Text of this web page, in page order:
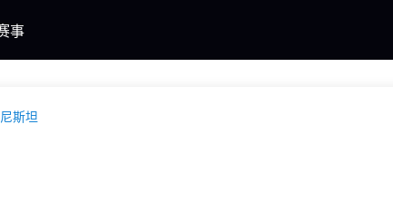
事
斯坦